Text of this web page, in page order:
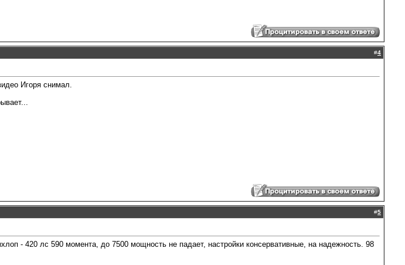
#4
Игоря снимал.
#5
- 420 лс 590 момента, до 7500 мощность не падает, настройки консервативные, на надежность. 98